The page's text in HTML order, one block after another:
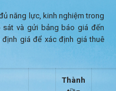
năng lực, kinh nghiệm trong
sát và gửi bảng báo giá đến
giá để xác định giá thuê
Thành